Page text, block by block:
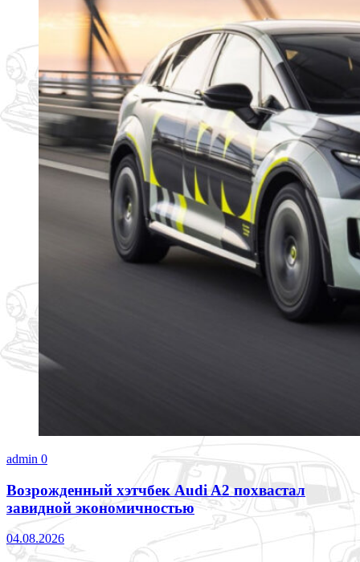
admin 0
Возрожденный хэтчбек Audi A2 похвастал
завидной экономичностью
04.08.2026